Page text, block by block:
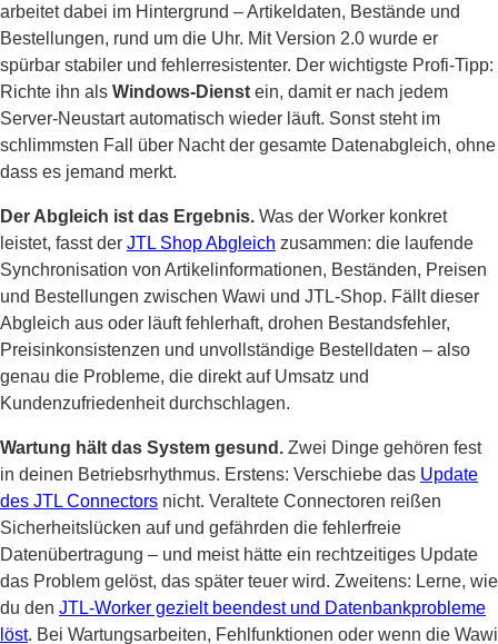
arbeitet dabei im Hintergrund – Artikeldaten, Bestände und
Bestellungen, rund um die Uhr. Mit Version 2.0 wurde er
spürbar stabiler und fehlerresistenter. Der wichtigste Profi-Tipp:
Richte ihn als Windows-Dienst ein, damit er nach jedem
Server-Neustart automatisch wieder läuft. Sonst steht im
schlimmsten Fall über Nacht der gesamte Datenabgleich, ohne
dass es jemand merkt.
Der Abgleich ist das Ergebnis. Was der Worker konkret
leistet, fasst der JTL Shop Abgleich zusammen: die laufende
Synchronisation von Artikelinformationen, Beständen, Preisen
und Bestellungen zwischen Wawi und JTL-Shop. Fällt dieser
Abgleich aus oder läuft fehlerhaft, drohen Bestandsfehler,
Preisinkonsistenzen und unvollständige Bestelldaten – also
genau die Probleme, die direkt auf Umsatz und
Kundenzufriedenheit durchschlagen.
Wartung hält das System gesund. Zwei Dinge gehören fest
in deinen Betriebsrhythmus. Erstens: Verschiebe das Update
des JTL Connectors nicht. Veraltete Connectoren reißen
Sicherheitslücken auf und gefährden die fehlerfreie
Datenübertragung – und meist hätte ein rechtzeitiges Update
das Problem gelöst, das später teuer wird. Zweitens: Lerne, wie
du den JTL-Worker gezielt beendest und Datenbankprobleme
löst. Bei Wartungsarbeiten, Fehlfunktionen oder wenn die Wawi